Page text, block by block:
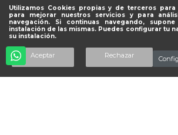
Utilizamos Cookies propias y de terceros
para mejorar nuestros servicios y para
navegación. Si continuas navegando,
instalación de las mismas. Puedes configurar tu
su instalación.
Aceptar RechazarAñadir al
NEWSLETTER